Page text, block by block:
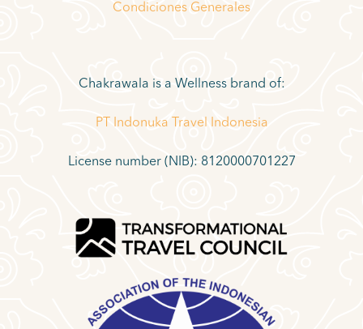
Condiciones Generales
Chakrawala is a Wellness brand of:
PT Indonuka Travel Indonesia
License number (NIB): 8120000701227